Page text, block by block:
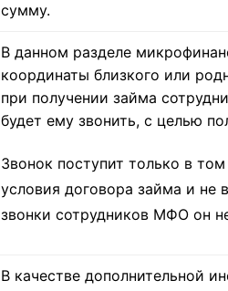
сумму.
В данном разделе
координаты близкого или
при получении займа
будет ему звонить, с целью
Звонок поступит только в
условия договора займа и не
звонки сотрудников МФО он
В качестве дополнительной